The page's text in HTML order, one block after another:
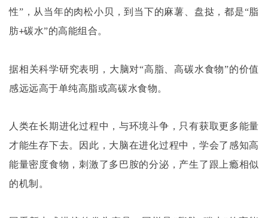
性”，从当年的肉松小贝，到当下的麻薯、盘挞，都是“脂
肪+碳水”的高能组合。
据相关科学研究表明，大脑对“高脂、高碳水食物”的价值
感远远高于单纯高脂或高碳水食物。
人类在长期进化过程中，与环境斗争，只有获取更多能量
才能生存下去。因此，大脑在进化过程中，学会了感知高
能量密度食物，刺激了多巴胺的分泌，产生了跟上瘾相似
的机制。